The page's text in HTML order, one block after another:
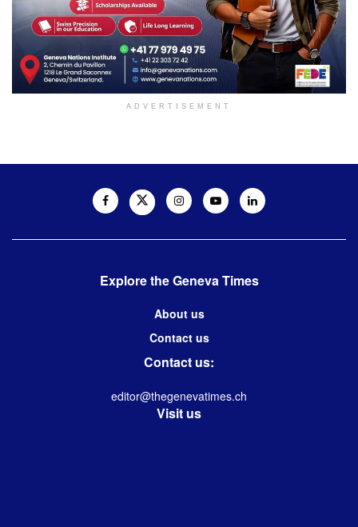
ADVERTISEMENT
Explore the Geneva Times
About us
Contact us
Contact us:
editor@thegenevatimes.ch
Visit us